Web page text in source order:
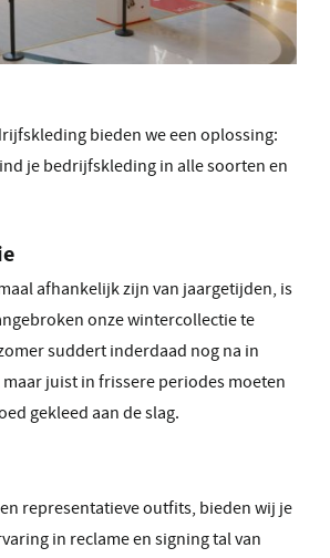
bieden we een oplossing:
je bedrijfskleding in alle soorten en
afhankelijk zijn van jaargetijden, is
onze wintercollectie te
suddert inderdaad nog na in
juist in frissere periodes moeten
gekleed aan de slag.
representatieve outfits, bieden wij je
in reclame en signing tal van